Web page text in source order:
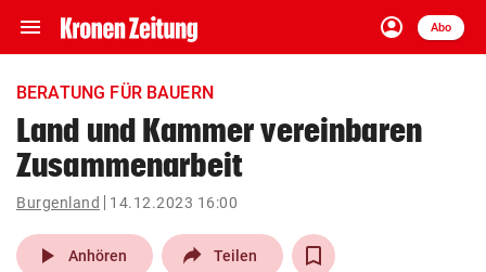
menu Navigation
ein-/ausklappen
account_circle
Anmelden
Abo
close Schließen
account_circle Anmelden
pin_drop
Wien arrow_right
BERATUNG FÜR BAUERN
Land und Kammer vereinbaren
Zusammenarbeit
Burgenland 14.12.2023 16:00
play_arrow Anhören Teilen